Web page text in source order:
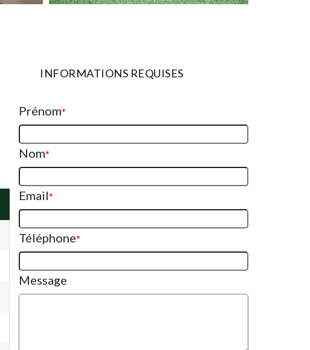
INFORMATIONS REQUISES
Prénom*
Nom*
Email*
Téléphone*
Message